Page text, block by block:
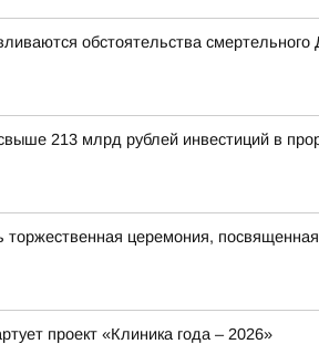
обстоятельства
213 млрд рублей инвестиций в
торжественная церемония,
проект «Клиника года – 2026»